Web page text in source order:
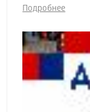
Подробнее